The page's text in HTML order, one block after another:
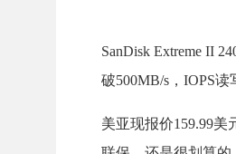
SanDisk Extreme II
破500MB/s，IOPS
美亚现报价159.99